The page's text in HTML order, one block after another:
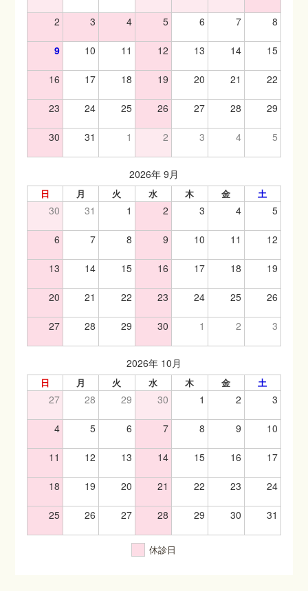
2 3 4 5 6 7 8
9 10 11 12 13 14 15
16 17 18 19 20 21 22
23 24 25 26 27 28 29
30 31 1 2 3 4 5
2026年 9月
日 月 火 水 木 金 土
30 31 1 2 3 4 5
6 7 8 9 10 11 12
13 14 15 16 17 18 19
20 21 22 23 24 25 26
27 28 29 30 1 2 3
2026年 10月
日 月 火 水 木 金 土
27 28 29 30 1 2 3
4 5 6 7 8 9 10
11 12 13 14 15 16 17
18 19 20 21 22 23 24
25 26 27 28 29 30 31
休診日
クリニック紹介
院長のひとりごと
診療時間・アクセス